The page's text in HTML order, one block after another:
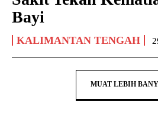
Bayi
KALIMANTAN TENGAH
MUAT LEBIH